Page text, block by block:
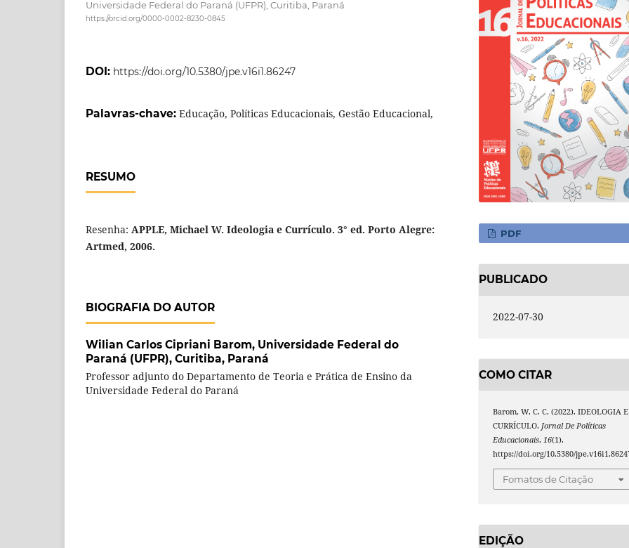
Universidade Federal do Paraná (UFPR), Curitiba, Paraná
https://orcid.org/0000-0002-8230-0845
DOI: https://doi.org/10.5380/jpe.v16i1.86247
Palavras-chave: Educação, Políticas Educacionais, Gestão Educacional,
RESUMO
Resenha: APPLE, Michael W. Ideologia e Currículo. 3° ed. Porto Alegre:
Artmed, 2006.
BIOGRAFIA DO AUTOR
Wilian Carlos Cipriani Barom, Universidade Federal do
Paraná (UFPR), Curitiba, Paraná
Professor adjunto do Departamento de Teoria e Prática de Ensino da
Universidade Federal do Paraná
PDF
PUBLICADO
2022-07-30
COMO CITAR
Barom, W. C. C. (2022). IDEOLOGIA E
CURRÍCULO.Jornal De Políticas
Educacionais,16(1).
https://doi.org/10.5380/
Fomatos de Citação
EDIÇÃO